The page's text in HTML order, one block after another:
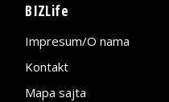
BIZLife
Impresum/O nama
Kontakt
Mapa sajta